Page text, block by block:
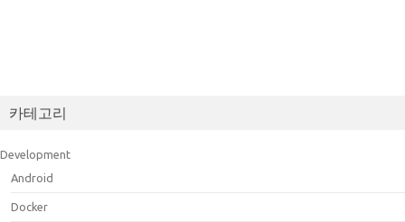
카테고리
Development
Android
Docker